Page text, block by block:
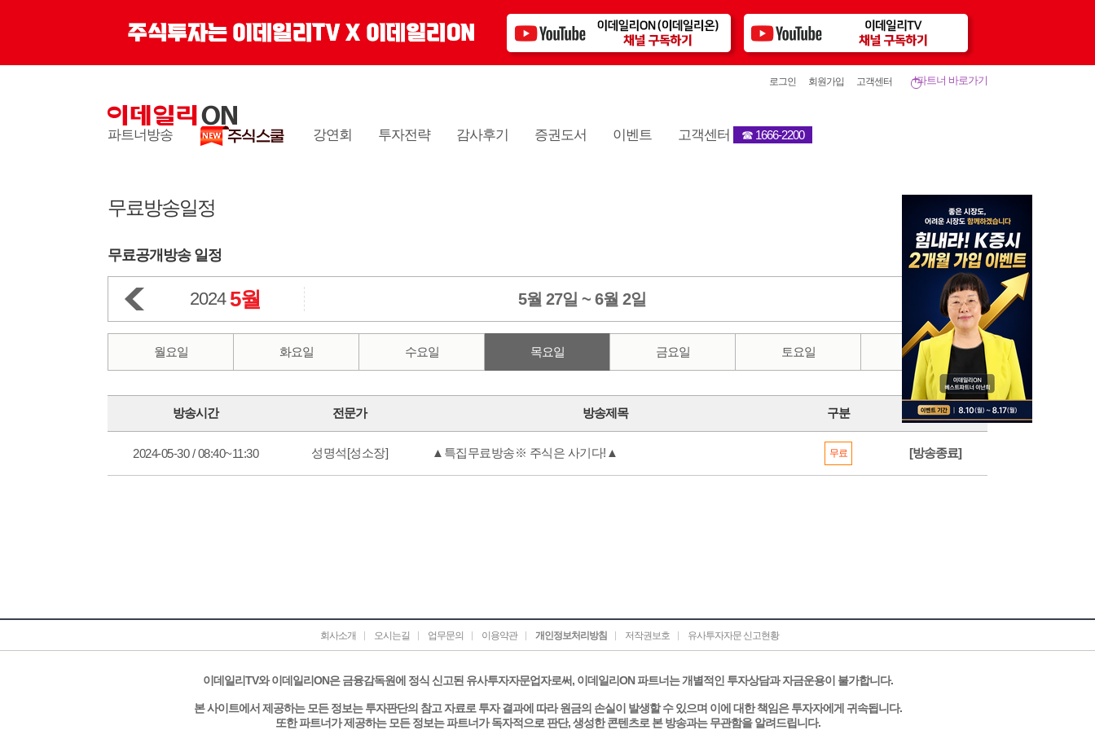
파트너 바로가기
로그인 회원가입 고객센터
파트너방송 강연회 투자전략 감사후기 증권도서 이벤트 고객센터 ☎ 1666-2200
무료방송일정
무료공개방송 일정
2024 5월 5월 27일 ~ 6월 2일
월요일 화요일 수요일 목요일 금요일 토요일 일요일
방송시간 전문가 방송제목 구분 방송상태
2024-05-30 / 08:40~11:30 성명석[성소장] ▲특집무료방송※ 주식은 사기다!▲ 무료 [방송종료]
회사소개 오시는길 업무문의 이용약관 개인정보처리방침 저작권보호 유사투자자문 신고현황
이데일리TV와 이데일리ON은 금융감독원에 정식 신고된 유사투자자문업자로써, 이데일리ON 파트너는 개별적인 투자상담과 자금운용이 불가합니다.
본 사이트에서 제공하는 모든 정보는 투자판단의 참고 자료로 투자 결과에 따라 원금의 손실이 발생할 수 있으며 이에 대한 책임은 투자자에게 귀속됩니다.
또한 파트너가 제공하는 모든 정보는 파트너가 독자적으로 판단, 생성한 콘텐츠로 본 방송과는 무관함을 알려드립니다.